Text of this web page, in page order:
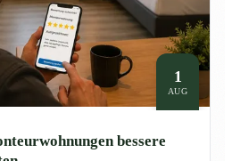
1
AUG
bessere